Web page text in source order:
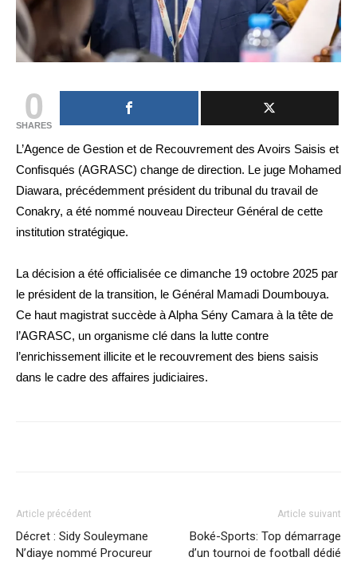
0
SHARES
L’Agence de Gestion et de Recouvrement des Avoirs Saisis et
Confisqués (AGRASC) change de direction. Le juge Mohamed
Diawara, précédemment président du tribunal du travail de
Conakry, a été nommé nouveau Directeur Général de cette
institution stratégique.
La décision a été officialisée ce dimanche 19 octobre 2025 par
le président de la transition, le Général Mamadi Doumbouya.
Ce haut magistrat succède à Alpha Sény Camara à la tête de
l’AGRASC, un organisme clé dans la lutte contre
l’enrichissement illicite et le recouvrement des biens saisis
dans le cadre des affaires judiciaires.
Article précédent
Décret : Sidy Souleymane
N’diaye nommé Procureur
Article suivant
Boké-Sports: Top démarrage
d’un tournoi de football dédié